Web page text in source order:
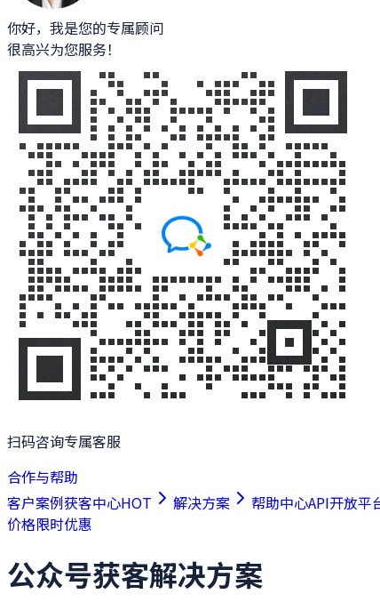
你好，我是您的专属顾问
很高兴为您服务！
扫码咨询专属客服
合作与帮助
客户案例获客中心HOT 解决方案 帮助中心API开放平
价格限时优惠
公众号获客解决方案